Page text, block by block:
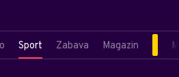
Sport Zabava Magazin